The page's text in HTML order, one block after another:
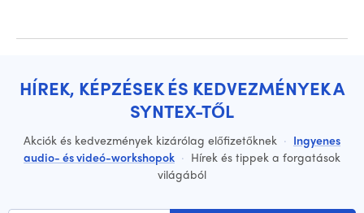
HÍREK, KÉPZÉSEK ÉS KEDVEZMÉNYEK A
SYNTEX-TŐL
Akciók és kedvezmények kizárólag előfizetőknek · Ingyenes
audio- és videó-workshopok · Hírek és tippek a forgatások
világából